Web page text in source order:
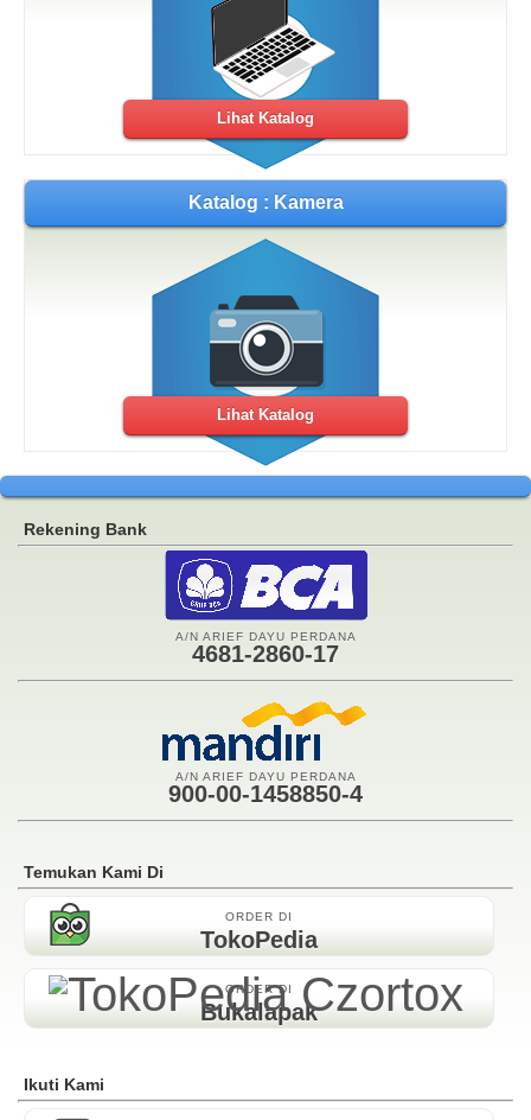
Lihat Katalog
Katalog : Kamera
Lihat Katalog
Rekening Bank
A/N ARIEF DAYU PERDANA
4681-2860-17
A/N ARIEF DAYU PERDANA
900-00-1458850-4
Temukan Kami Di
ORDER DI
TokoPedia
ORDER DI
Bukalapak
Ikuti Kami